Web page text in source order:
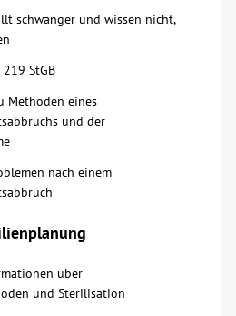
schwanger und wissen nicht,
StGB
Methoden eines
und der
nach einem
über
und Sterilisation